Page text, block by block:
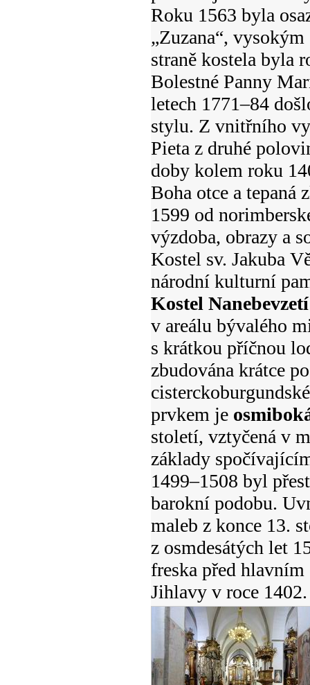
Roku 1563 byla
„Zuzana“,
straně kostela byla
Bolestné Panny
letech 1771–84
stylu. Z vnitřního
Pieta z druhé
doby kolem roku
Boha otce a tepaná
1599 od
výzdoba, obrazy a
Kostel sv. Jakuba
národní kulturní
Kostel
v areálu bývalého
s krátkou příčnou
zbudována krátce
prvkem je
století, vztyčená v
základy
1499–1508 byl
barokní podobu.
maleb z konce 13.
z osmdesátých let
freska před hlavním
Jihlavy v roce 1402.